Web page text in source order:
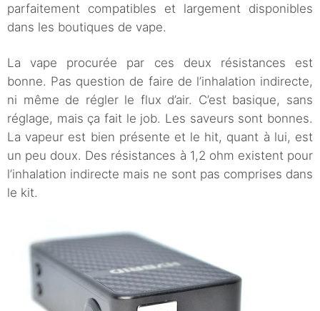
parfaitement compatibles et largement disponibles
dans les boutiques de vape.
La vape procurée par ces deux résistances est
bonne. Pas question de faire de l’inhalation indirecte,
ni même de régler le flux d’air. C’est basique, sans
réglage, mais ça fait le job. Les saveurs sont bonnes.
La vapeur est bien présente et le hit, quant à lui, est
un peu doux. Des résistances à 1,2 ohm existent pour
l’inhalation indirecte mais ne sont pas comprises dans
le kit.